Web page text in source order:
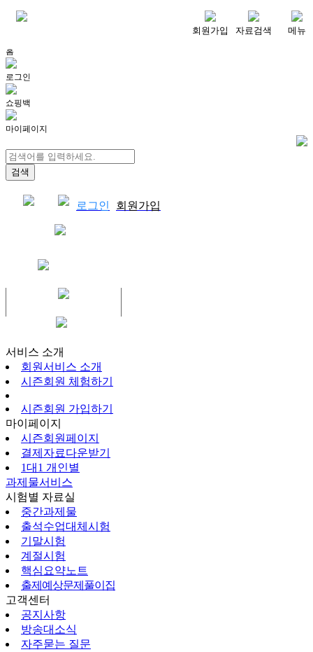
회원가입 자료검색 메뉴
홈
로그인
쇼핑백
마이페이지
로그인 회원가입
서비스 소개
회원서비스 소개
시즌회원 체험하기
시즌회원 가입하기
마이페이지
시즌회원페이지
결제자료다운받기
1대1 개인별
과제물서비스
시험별 자료실
중간과제물
출석수업대체시험
기말시험
계절시험
핵심요약노트
출제예상문제풀이집
고객센터
공지사항
방송대소식
자주묻는 질문